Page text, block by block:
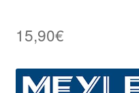
notation
15,90€